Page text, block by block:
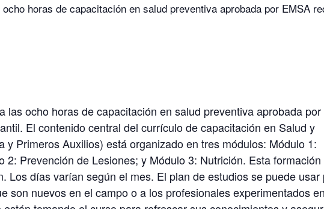
horas de capacitación en salud preventiva aprobada por EMSA
las ocho horas de capacitación en salud preventiva aprobada
El contenido central del currículo de capacitación en Salud y
Primeros Auxilios) está organizado en tres módulos: Módulo 1:
Prevención de Lesiones; y Módulo 3: Nutrición. Esta formación
Los días varían según el mes. El plan de estudios se puede usar
son nuevos en el campo o a los profesionales experimentados